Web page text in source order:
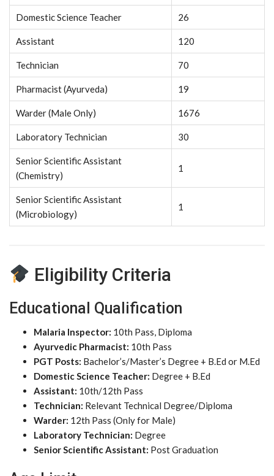
Domestic Science Teacher 26
Assistant 120
Technician 70
Pharmacist (Ayurveda) 19
Warder (Male Only) 1676
Laboratory Technician 30
Senior Scientific Assistant
(Chemistry)
1
Senior Scientific Assistant
(Microbiology)
1
Eligibility Criteria
Educational Qualification
Malaria Inspector: 10th Pass, Diploma
Ayurvedic Pharmacist: 10th Pass
PGT Posts: Bachelor’s/Master’s Degree + B.Ed or M.Ed
Domestic Science Teacher: Degree + B.Ed
Assistant: 10th/12th Pass
Technician: Relevant Technical Degree/Diploma
Warder: 12th Pass (Only for Male)
Laboratory Technician: Degree
Senior Scientific Assistant: Post Graduation